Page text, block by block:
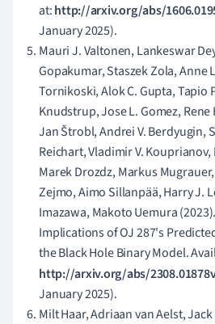
at:http://arxiv.org/abs/
January 2025).
Mauri J. Valtonen, Lankeswar
Gopakumar, Staszek Zola, Anne
Tornikoski, Alok C. Gupta, Tapio
Knudstrup, Jose L. Gomez,
Jan Štrobl, Andrei V. Berdyugin,
Reichart, Vladimir V.
Marek Drozdz, Markus
Zejmo, Aimo Sillanpää, Harry J.
Imazawa, Makoto Uemura
Implications of OJ 287's
the Black Hole Binary Model.
http://arxiv.org/abs/
January 2025).
Milt Haar, Adriaan van Aelst,